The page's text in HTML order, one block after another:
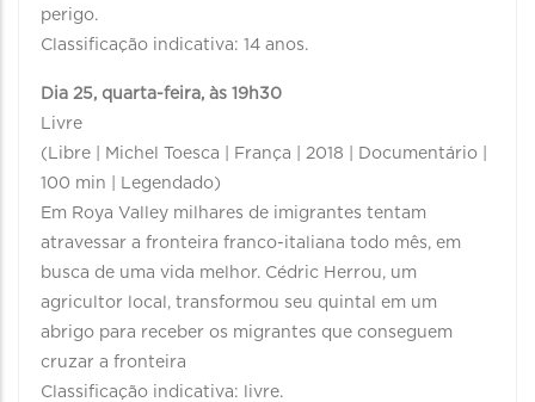
perigo.
Classificação indicativa: 14 anos.
Dia 25, quarta-feira, às 19h30
Livre
(Libre | Michel Toesca | França | 2018 | Documentário |
100 min | Legendado)
Em Roya Valley milhares de imigrantes tentam
atravessar a fronteira franco-italiana todo mês, em
busca de uma vida melhor. Cédric Herrou, um
agricultor local, transformou seu quintal em um
abrigo para receber os migrantes que conseguem
cruzar a fronteira
Classificação indicativa: livre.